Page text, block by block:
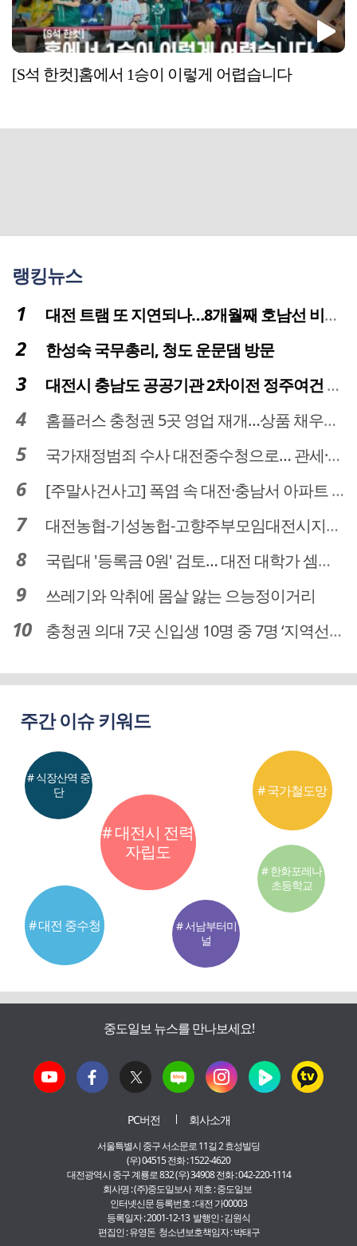
[S석 한컷]홈에서 1승이 이렇게 어렵습니다
랭킹뉴스
대전 트램 또 지연되나…8개월째 호남선 비개착공사 시공사 선정 난항
한성숙 국무총리, 청도 운문댐 방문
대전시 충남도 공공기관 2차이전 정주여건 확보 시급
홈플러스 충청권 5곳 영업 재개…상품 채우기 ‘속도전’
국가재정범죄 수사 대전중수청으로… 관세·국세 수사 전문인력 주목
[주말사건사고] 폭염 속 대전·충남서 아파트 화재·정전 잇따라…주민 대피·불편
대전농협-기성농헙-고향주부모임대전시지회, 이심점심 중식지원 봉사활동
국립대 '등록금 0원' 검토… 대전 대학가 셈법 복잡
쓰레기와 악취에 몸살 앓는 으능정이거리
충청권 의대 7곳 신입생 10명 중 7명 ‘지역선발’… 대전도 69.7%
주간 이슈 키워드
# 대전시 전력
자립도
# 대전 중수청
# 국가철도망
# 식장산역 중
단
# 서남부터미
널
# 한화포레나
초등학교
중도일보 뉴스를 만나보세요!
PC버전 회사소개
서울특별시 중구 서소문로 11길 2 효성빌딩
(우) 04515 전화 : 1522-4620
대전광역시 중구 계룡로 832 (우) 34908 전화 : 042-220-1114
회사명 : (주)중도일보사 제호 : 중도일보
인터넷신문 등록번호 : 대전 가00003
등록일자 : 2001-12-13 발행인 : 김원식
편집인 : 유영돈 청소년보호책임자 : 박태구